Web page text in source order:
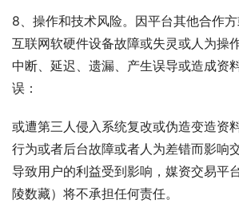
8、操作和技术风险。因平台其他合作
互联网软硬件设备故障或失灵或人为操
中断、延迟、遗漏、产生误导或造成资
误：
或遭第三人侵入系统复改或伪造变造资
行为或者后台故障或者人为差错而影响
导致用户的利益受到影响，媒资交易平
陵数藏）将不承担任何责任。